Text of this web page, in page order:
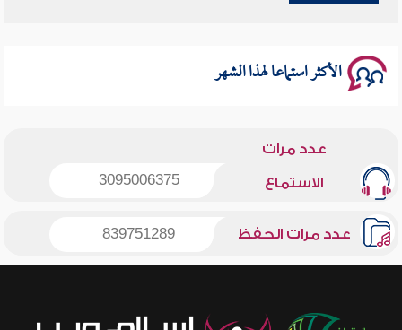
الأكثر استماعا لهذا الشهر
عدد مرات
الاستماع 3095006375
عدد مرات الحفظ 839751289